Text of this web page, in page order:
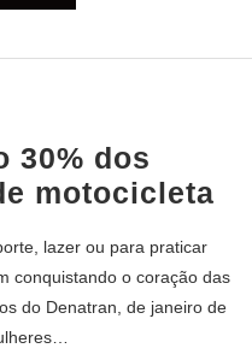
30% dos
motocicleta
lazer ou para praticar
conquistando o coração das
do Denatran, de janeiro de